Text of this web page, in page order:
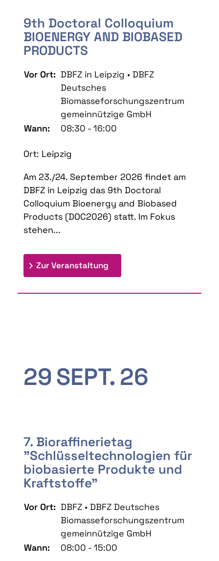
9th Doctoral Colloquium
BIOENERGY AND BIOBASED
PRODUCTS
Vor Ort: DBFZ in Leipzig • DBFZ
Deutsches
Biomasseforschungszentrum
gemeinnützige GmbH
Wann:
08:30 - 16:00
Ort: Leipzig
Am 23./24. September 2026 findet am
DBFZ in Leipzig das 9th Doctoral
Colloquium Bioenergy and Biobased
Products (DOC2026) statt. Im Fokus
stehen...
Zur Veranstaltung
29SEPT. 26
7. Bioraffinerietag
"Schlüsseltechnologien für
biobasierte Produkte und
Kraftstoffe"
Vor Ort: DBFZ • DBFZ Deutsches
Biomasseforschungszentrum
gemeinnützige GmbH
Wann:
08:00 - 15:00